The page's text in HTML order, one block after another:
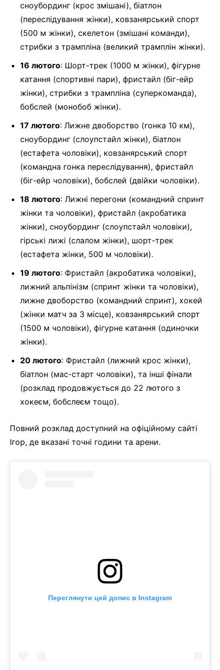
сноубординг (крос змішані), біатлон
(переслідування жінки), ковзанярський спорт
(500 м жінки), скелетон (змішані команди),
стрибки з трампліна (великий трамплін жінки).
16 лютого: Шорт-трек (1000 м жінки), фігурне
катання (спортивні пари), фристайл (біг-ейр
жінки), стрибки з трампліна (суперкоманда),
бобслей (монобоб жінки).
17 лютого: Лижне двоборство (гонка 10 км),
сноубординг (слоупстайл жінки), біатлон
(естафета чоловіки), ковзанярський спорт
(командна гонка переслідування), фристайл
(біг-ейр чоловіки), бобслей (двійки чоловіки).
18 лютого: Лижні перегони (командний спринт
жінки та чоловіки), фристайл (акробатика
жінки), сноубординг (слоупстайл чоловіки),
гірські лижі (слалом жінки), шорт-трек
(естафета жінки, 500 м чоловіки).
19 лютого: Фристайл (акробатика чоловіки),
лижний альпінізм (спринт жінки та чоловіки),
лижне двоборство (командний спринт), хокей
(жінки матч за 3 місце), ковзанярський спорт
(1500 м чоловіки), фігурне катання (одиночки
жінки).
20 лютого: Фристайл (лижний крос жінки),
біатлон (мас-старт чоловіки), та інші фінали
(розклад продовжується до 22 лютого з
хокеєм, бобслеєм тощо).
Повний розклад доступний на офіційному сайті
Ігор, де вказані точні години та арени.
Переглянути цей допис в Instagram